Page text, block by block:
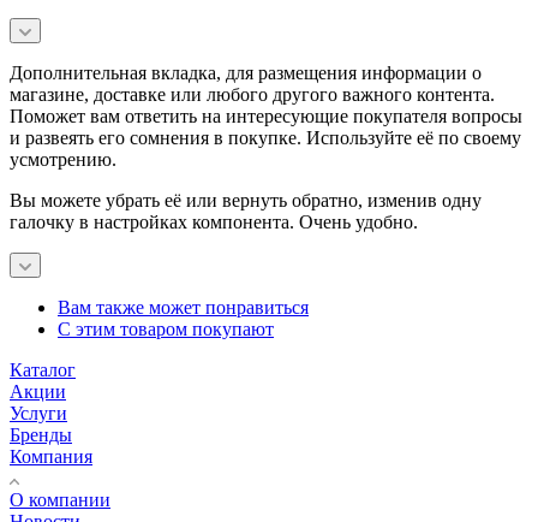
Дополнительная вкладка, для размещения информации о
магазине, доставке или любого другого важного контента.
Поможет вам ответить на интересующие покупателя вопросы
и развеять его сомнения в покупке. Используйте её по своему
усмотрению.
Вы можете убрать её или вернуть обратно, изменив одну
галочку в настройках компонента. Очень удобно.
Вам также может понравиться
С этим товаром покупают
Каталог
Акции
Услуги
Бренды
Компания
О компании